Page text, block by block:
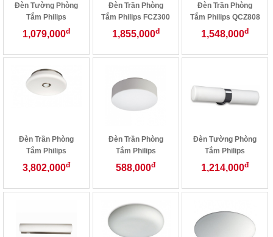
Đèn Tường Phòng
Tắm Philips
34131/11
1,079,000đ
Đèn Trần Phòng
Tắm Philips FCZ300
1,855,000đ
Đèn Trần Phòng
Tắm Philips QCZ808
1,548,000đ
Đèn Trần Phòng
Tắm Philips
32071/31
3,802,000đ
Đèn Trần Phòng
Tắm Philips
32081/31
588,000đ
Đèn Tường Phòng
Tắm Philips
QWZ802
1,214,000đ